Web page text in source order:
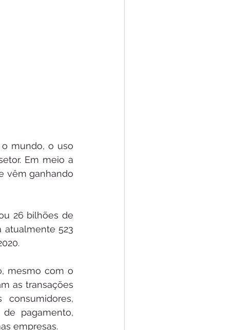
mundo, o uso
Em meio a
vêm ganhando
26 bilhões de
atualmente 523
mesmo com o
as transações
pagamento,
empresas.